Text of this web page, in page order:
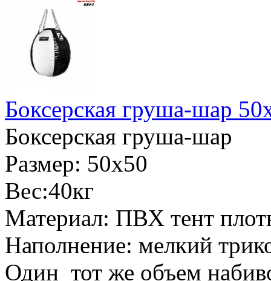
Боксерская груша-шар
Боксерская груша-шар
Размер: 50х50
Вес:40кг
Материал: ПВХ тент
Наполнение: мелкий
Один тот же объем